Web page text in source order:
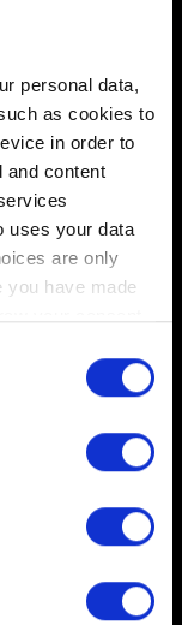
personal data,
as cookies to
in order to
and content
uses your data
are only
you have made
it for
data is processed
를 경험하시기를
정되는
니다.
로 되돌아가
가기... 메뉴를
덮어쓰게 됩니다.
저장 데이터는